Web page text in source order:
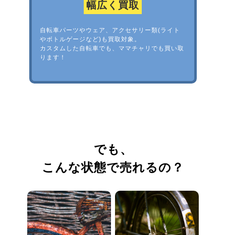
幅広く買取
自転車パーツやウェア、アクセサリー類(ライト
やボトルゲージなど)も買取対象。
カスタムした自転車でも、ママチャリでも買い取
ります！
でも、
こんな状態で売れるの？